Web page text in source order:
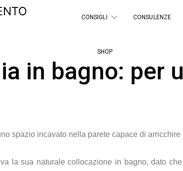
CONSIGLI CONSULENZE
SHOP
in bagno: per
spazio incavato nella parete capace di
la sua naturale collocazione in bagno, dato